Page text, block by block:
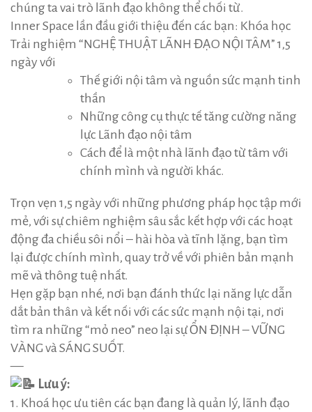
chúng ta vai trò lãnh đạo không thể chối từ.
Inner Space lần đầu giới thiệu đến các bạn: Khóa học
Trải nghiệm “NGHỆ THUẬT LÃNH ĐẠO NỘI TÂM” 1,5
ngày với
Thế giới nội tâm và nguồn sức mạnh tinh
thần
Những công cụ thực tế tăng cường năng
lực Lãnh đạo nội tâm
Cách để là một nhà lãnh đạo từ tâm với
chính mình và người khác.
Trọn vẹn 1,5 ngày với những phương pháp học tập mới
mẻ, với sự chiêm nghiệm sâu sắc kết hợp với các hoạt
động đa chiều sôi nổi – hài hòa và tĩnh lặng, bạn tìm
lại được chính mình, quay trở về với phiên bản mạnh
mẽ và thông tuệ nhất.
Hẹn gặp bạn nhé, nơi bạn đánh thức lại năng lực dẫn
dắt bản thân và kết nối với các sức mạnh nội tại, nơi
tìm ra những “mỏ neo” neo lại sự ỔN ĐỊNH – VỮNG
VÀNG và SÁNG SUỐT.
—
Lưu ý:
1. Khoá học ưu tiên các bạn đang là quản lý, lãnh đạo